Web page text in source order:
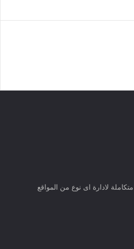
لادارة اى نوع من المواقع